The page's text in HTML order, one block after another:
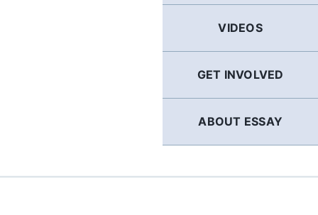
VIDEOS
GET INVOLVED
ABOUT ESSAY